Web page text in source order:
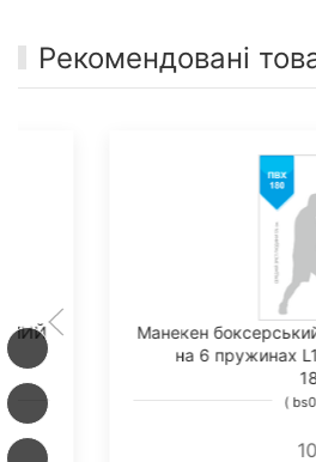
Рекомендовані
Манекен боксерський BS -
на 6 пружинах L18см з
180х55см
(
10619 грн